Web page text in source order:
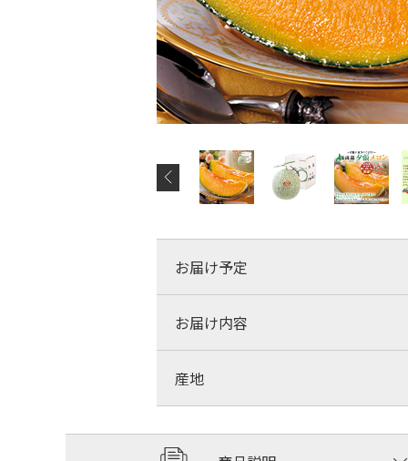
お届け予定
お届け内容
産地